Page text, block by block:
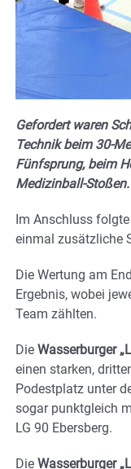
Gefordert waren
Technik beim 30-
Fünfsprung, beim
Medizinball-Stoßen.
Im Anschluss
einmal zusätzliche
Die Wertung am
Ergebnis, wobei
Team zählten.
Die Wasserburger
einen starken,
Podestplatz unter
sogar punktgleich
LG 90 Ebersberg.
Die Wasserburger